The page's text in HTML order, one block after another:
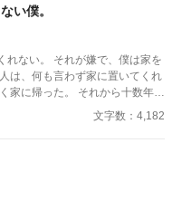
い僕。
れない。 それが嫌で、僕は家を
は、何も言わず家に置いてくれ
家に帰った。 それから十数年
文字数：4,182